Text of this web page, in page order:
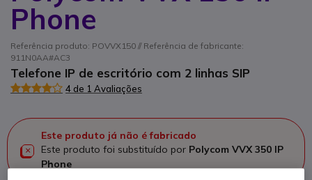
Phone
Referência produto: POVVX150 // Referência de fabricante:
911N0AA#AC3
Telefone IP de escritório com 2 linhas SIP
4 de 1 Avaliações
Este produto já não é fabricado
Este produto foi substituído por Polycom VVX 350 IP
Phone